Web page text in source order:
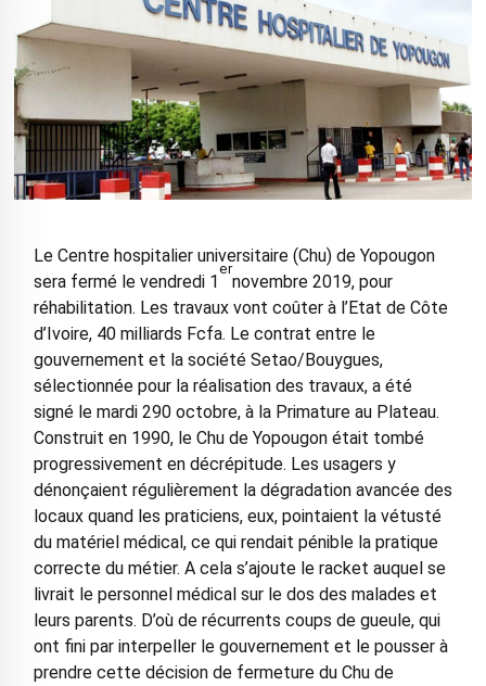
Le Centre hospitalier universitaire (Chu) de Yopougon
sera fermé le vendredi 1
er
novembre 2019, pour
réhabilitation. Les travaux vont coûter à l’Etat de Côte
d’Ivoire, 40 milliards Fcfa. Le contrat entre le
gouvernement et la société Setao/Bouygues,
sélectionnée pour la réalisation des travaux, a été
signé le mardi 290 octobre, à la Primature au Plateau.
Construit en 1990, le Chu de Yopougon était tombé
progressivement en décrépitude. Les usagers y
dénonçaient régulièrement la dégradation avancée des
locaux quand les praticiens, eux, pointaient la vétusté
du matériel médical, ce qui rendait pénible la pratique
correcte du métier. A cela s’ajoute le racket auquel se
livrait le personnel médical sur le dos des malades et
leurs parents. D’où de récurrents coups de gueule, qui
ont fini par interpeller le gouvernement et le pousser à
prendre cette décision de fermeture du Chu de